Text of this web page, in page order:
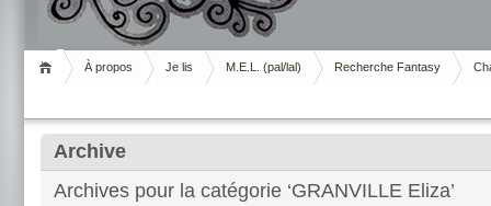
Livrement
À propos Je lis M.E.L. (pal/lal) Recherche Fantasy
Archive
Archives pour la catégorie ‘GRANVILLE Eliza’